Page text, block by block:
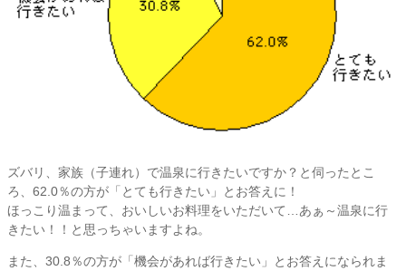
ズバリ、家族（子連れ）で温泉に行きたいですか？と伺ったとこ
ろ、62.0％の方が「とても行きたい」とお答えに！
ほっこり温まって、おいしいお料理をいただいて…あぁ～温泉に行
きたい！！と思っちゃいますよね。
また、30.8％の方が「機会があれば行きたい」とお答えになられま